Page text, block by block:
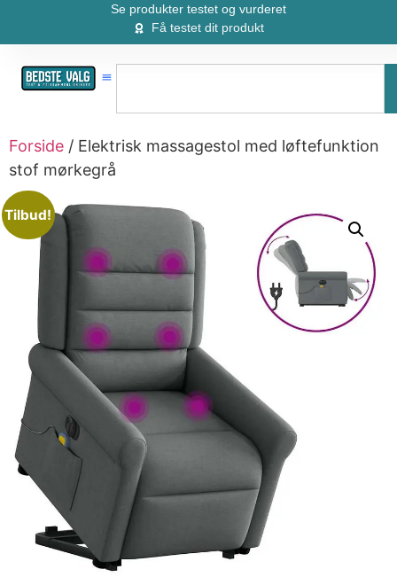
Se produkter testet og vurderet
Få testet dit produkt
Forside / Elektrisk massagestol med løftefunktion
stof mørkegrå
Tilbud!